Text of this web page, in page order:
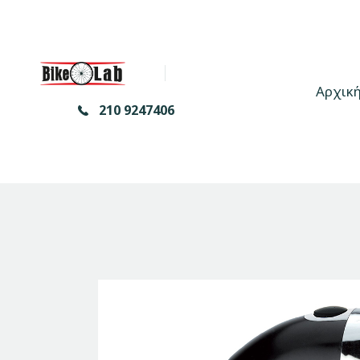
210 9247406
Αρχική